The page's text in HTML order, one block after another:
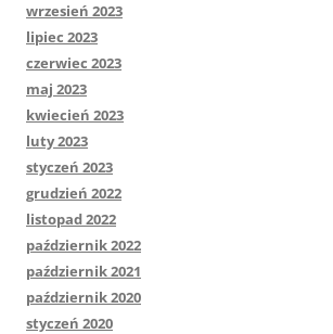
wrzesień 2023
lipiec 2023
czerwiec 2023
maj 2023
kwiecień 2023
luty 2023
styczeń 2023
grudzień 2022
listopad 2022
październik 2022
październik 2021
październik 2020
styczeń 2020